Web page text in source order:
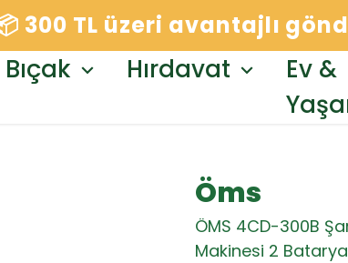
300 TL üzeri avantajlı
Bıçak Hırdavat
Ev &
Öms
ÖMS 4CD-300B
Makinesi 2